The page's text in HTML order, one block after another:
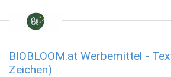
BIOBLOOM.at Werbemittel -
Zeichen)